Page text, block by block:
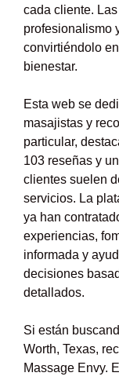
cada cliente.
profesionalismo
convirtiéndolo
bienestar.
Esta web se
masajistas y
particular,
103 reseñas y
clientes suelen
servicios. La
ya han
experiencias,
informada y
decisiones
detallados.
Si están
Worth, Texas,
Massage Envy.